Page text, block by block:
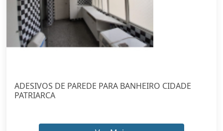
ADESIVOS DE PAREDE PARA BANHEIRO CIDADE
PATRIARCA